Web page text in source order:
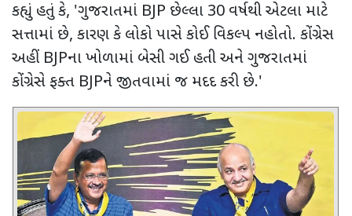
કહ્યું હતું કે, 'ગુજરાતમાં BJP છેલ્લા 30 વર્ષથી એટલા માટે
સત્તામાં છે, કારણ કે લોકો પાસે કોઈ વિકલ્પ નહોતો. કોંગ્રેસ
અહીં BJPના ખોળામાં બેસી ગઈ હતી અને ગુજરાતમાં
કોંગ્રેસે ફક્ત BJPને જીતવામાં જ મદદ કરી છે.'